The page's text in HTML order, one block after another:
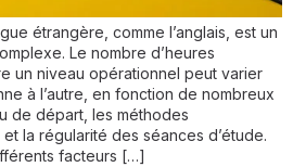
étrangère, comme l’anglais, est un
Le nombre d’heures
un niveau opérationnel peut varier
à l’autre, en fonction de nombreux
de départ, les méthodes
la régularité des séances d’étude.
facteurs […]